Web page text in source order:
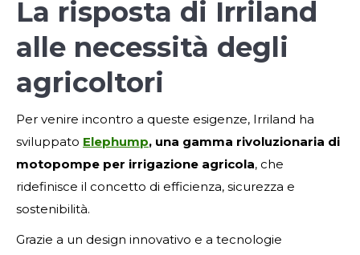
La risposta di Irriland
alle necessità degli
agricoltori
Per venire incontro a queste esigenze, Irriland ha
sviluppato Elephump, una gamma rivoluzionaria di
motopompe per irrigazione agricola, che
ridefinisce il concetto di efficienza, sicurezza e
sostenibilità.
Grazie a un design innovativo e a tecnologie